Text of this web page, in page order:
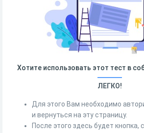
Хотите использовать этот тест в
ЛЕГКО!
Для этого Вам необходимо
и вернуться на эту страницу.
После этого здесь будет